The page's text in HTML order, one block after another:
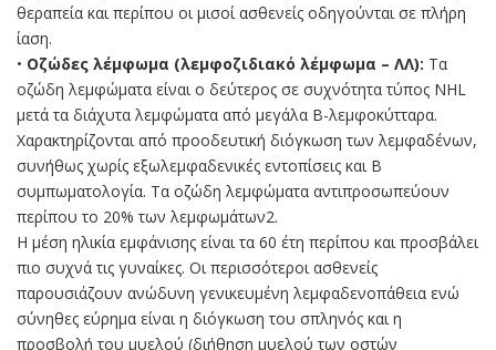
θεραπεία και περίπου οι μισοί ασθενείς οδηγούνται σε πλήρη
ίαση.
• Οζώδες λέμφωμα (λεμφοζιδιακό λέμφωμα – ΛΛ): Τα
οζώδη λεμφώματα είναι ο δεύτερος σε συχνότητα τύπος NHL
μετά τα διάχυτα λεμφώματα από μεγάλα Β-λεμφοκύτταρα.
Χαρακτηρίζονται από προοδευτική διόγκωση των λεμφαδένων,
συνήθως χωρίς εξωλεμφαδενικές εντοπίσεις και Β
συμπωματολογία. Τα οζώδη λεμφώματα αντιπροσωπεύουν
περίπου το 20% των λεμφωμάτων2.
Η μέση ηλικία εμφάνισης είναι τα 60 έτη περίπου και προσβάλει
πιο συχνά τις γυναίκες. Οι περισσότεροι ασθενείς
παρουσιάζουν ανώδυνη γενικευμένη λεμφαδενοπάθεια ενώ
σύνηθες εύρημα είναι η διόγκωση του σπληνός και η
προσβολή του μυελού (διήθηση μυελού των οστών